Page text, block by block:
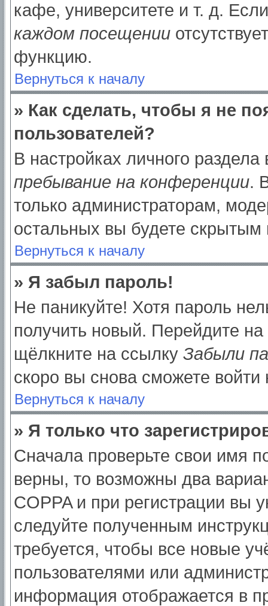
кафе, университете и т. д.
каждом посещении
функцию.
Вернуться к началу
» Как сделать, чтобы я не
пользователей?
В настройках личного
пребывание на конференции.
только администраторам,
остальных вы будете скрытым
Вернуться к началу
» Я забыл пароль!
Не паникуйте! Хотя пароль
получить новый. Перейдите
щёлкните на ссылку Забыли
скоро вы снова сможете
Вернуться к началу
» Я только что
Сначала проверьте свои имя
верны, то возможны два
COPPA и при регистрации вы
следуйте полученным
требуется, чтобы все новые
пользователями или
информация отображается в